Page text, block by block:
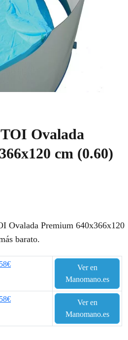
Ovalada
cm (0.60)
Ovalada Premium 640x366x120
barato.
Ver en
Manomano.es
Ver en
Manomano.es